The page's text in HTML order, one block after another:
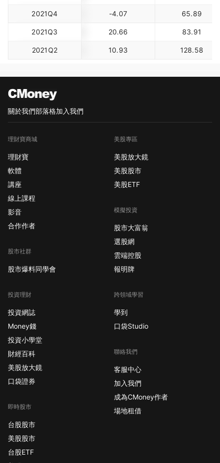
2021Q4 -4.07 65.89
2021Q3 20.66 83.91
2021Q2 10.93 128.58
關於我們部落格加入我們
理財寶商城
理財寶
軟體
講座
線上課程
影音
合作作者
股市社群
股市爆料同學會
投資理財
投資網誌
Money錢
投資小學堂
財經百科
美股放大鏡
口袋證券
即時股市
台股股市
美股股市
台股ETF
美股專區
美股放大鏡
美股股市
美股ETF
模擬投資
股市大富翁
選股網
雲端控股
報明牌
跨領域學習
學到
口袋Studio
聯絡我們
客服中心
加入我們
成為CMoney作者
場地租借